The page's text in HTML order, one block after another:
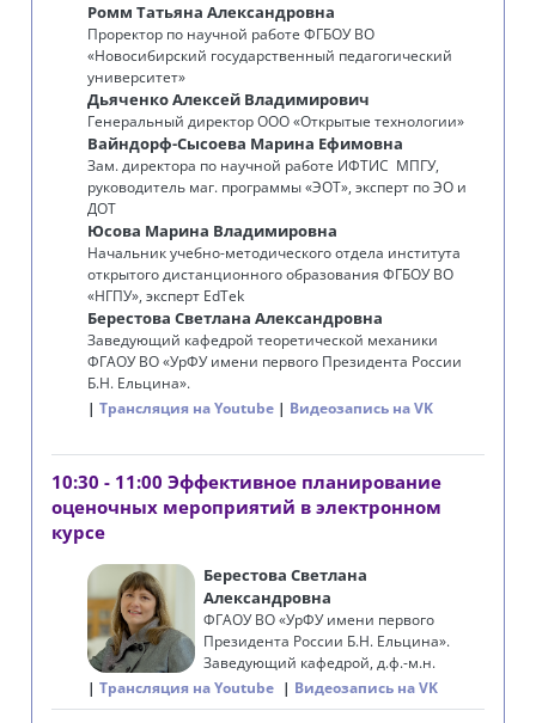
Ромм Татьяна Александровна
Проректор по научной работе ФГБОУ ВО
«Новосибирский государственный педагогический
университет»
Дьяченко Алексей Владимирович
Генеральный директор ООО «Открытые технологии»
Вайндорф-Сысоева Марина Ефимовна
Зам. директора по научной работе ИФТИС МПГУ,
руководитель маг. программы «ЭОТ», эксперт по ЭО и
ДОТ
Юсова Марина Владимировна
Начальник учебно-методического отдела института
открытого дистанционного образования ФГБОУ ВО
«‎‎НГПУ», эксперт EdTek
Берестова Светлана Александровна
Заведующий кафедрой теоретической механики
ФГАОУ ВО «УрФУ имени первого Президента России
Б.Н. Ельцина».
Трансляция на Youtube
Видеозапись на VK
10:30 - 11:00 Эффективное планирование
оценочных мероприятий в электронном
курсе
Берестова Светлана
Александровна
ФГАОУ ВО «УрФУ имени первого
Президента России Б.Н. Ельцина».
Заведующий кафедрой, д.ф.-м.н.
Трансляция на Youtube
Видеозапись на VK